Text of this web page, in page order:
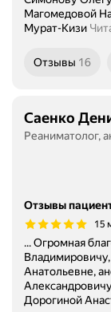
Магомедовой
Мурат-Кизи
Отзывы 16
Саенко
Реаниматолог,
Отзывы
15
... Огромная
Анатольевне,
Дорогиной